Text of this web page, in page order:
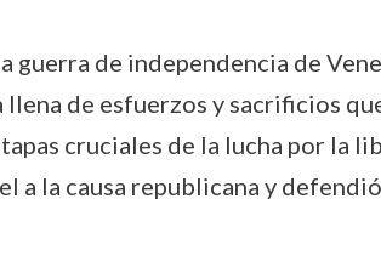
de independencia de
de esfuerzos y sacrificios
cruciales de la lucha por la
a la causa republicana y